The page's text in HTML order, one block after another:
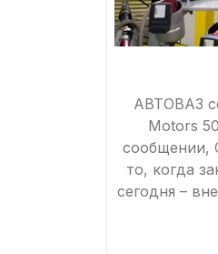
АВТОВАЗ
Motors
сообщении,
то, когда
сегодня –